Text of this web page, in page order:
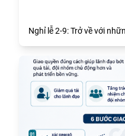
Nghỉ lễ 2-9: Trở về với